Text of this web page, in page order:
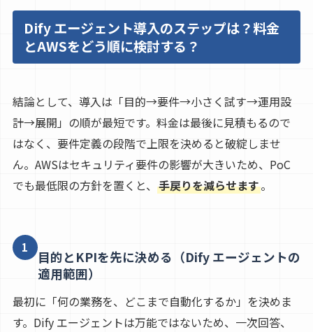
Dify エージェント導入のステップは？料金
とAWSをどう順に検討する？
結論として、導入は「目的→要件→小さく試す→運用設
計→展開」の順が最短です。料金は最後に見積もるので
はなく、要件定義の段階で上限を決めると破綻しませ
ん。AWSはセキュリティ要件の影響が大きいため、PoC
でも最低限の方針を置くと、 手戻りを減らせます。
1
目的とKPIを先に決める（Dify エージェントの
適用範囲）
最初に「何の業務を、どこまで自動化するか」を決めま
す。Dify エージェントは万能ではないため、一次回答、